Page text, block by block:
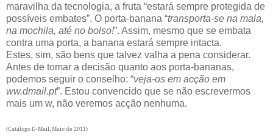
maravilha da tecnologia, a fruta “estará sempre protegida de
possíveis embates”. O porta-banana “transporta-se na mala,
na mochila, até no bolso!”. Assim, mesmo que se embata
contra uma porta, a banana estará sempre intacta.
Estes, sim, são bens que talvez valha a pena considerar.
Antes de tomar a decisão quanto aos porta-bananas,
podemos seguir o conselho: “veja-os em acção em
ww.dmail.pt”. Estou convencido que se não escrevermos
mais um w, não veremos acção nenhuma.
(Catálogo D-Mail, Maio de 2011)